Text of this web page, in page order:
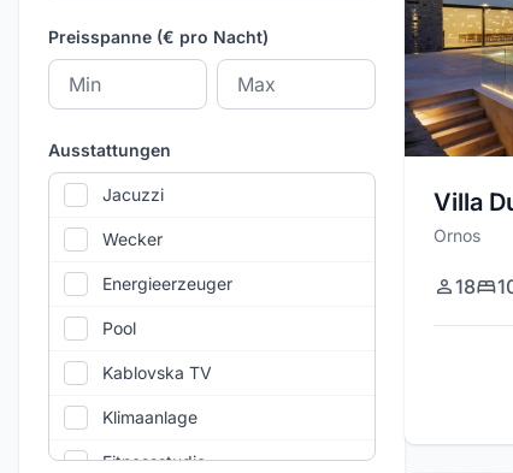
Preisspanne (€ pro Nacht)
Mindestpreis
Höchstpreis
Ausstattungen
Jacuzzi
Wecker
Energieerzeuger
Pool
Kablovska TV
Klimaanlage
Fitnessstudio
Villa
Ornos
18